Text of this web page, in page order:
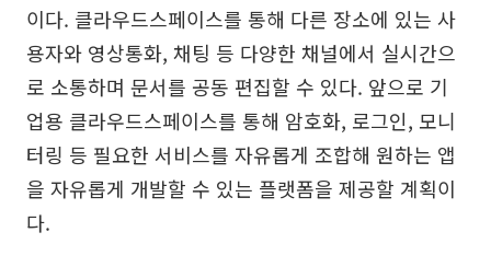
이다. 클라우드스페이스를 통해 다른 장소에 있는 사
용자와 영상통화, 채팅 등 다양한 채널에서 실시간으
로 소통하며 문서를 공동 편집할 수 있다. 앞으로 기
업용 클라우드스페이스를 통해 암호화, 로그인, 모니
터링 등 필요한 서비스를 자유롭게 조합해 원하는 앱
을 자유롭게 개발할 수 있는 플랫폼을 제공할 계획이
다.